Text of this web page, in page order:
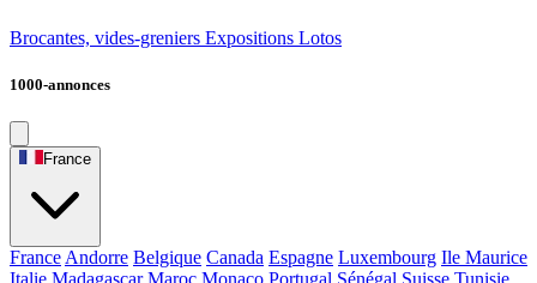
Brocantes, vides-greniers Expositions Lotos
1000-annonces
France
France Andorre Belgique Canada Espagne Luxembourg Ile Maurice
Italie Madagascar Maroc Monaco Portugal Sénégal Suisse Tunisie